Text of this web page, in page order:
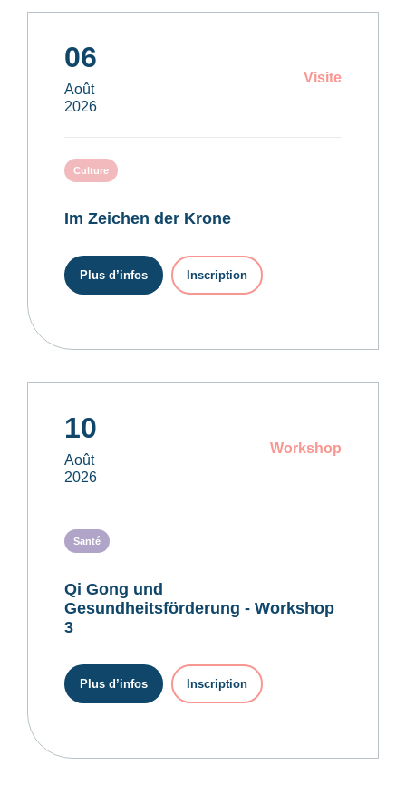
06
Août
2026
Visite
Culture
Im Zeichen der Krone
Plus d’infos Inscription
10
Août
2026
Workshop
Santé
Qi Gong und
Gesundheitsförderung - Workshop
3
Plus d’infos Inscription